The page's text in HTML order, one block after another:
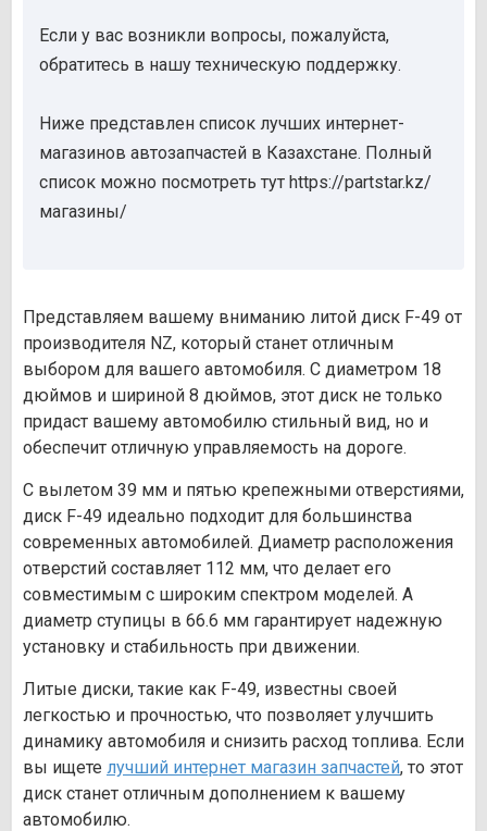
Если у вас возникли вопросы, пожалуйста,
обратитесь в нашу техническую поддержку.
Ниже представлен список лучших интернет-
магазинов автозапчастей в Казахстане. Полный
список можно посмотреть тут https://partstar.kz/
магазины/
Представляем вашему вниманию литой диск F-49 от
производителя NZ, который станет отличным
выбором для вашего автомобиля. С диаметром 18
дюймов и шириной 8 дюймов, этот диск не только
придаст вашему автомобилю стильный вид, но и
обеспечит отличную управляемость на дороге.
С вылетом 39 мм и пятью крепежными отверстиями,
диск F-49 идеально подходит для большинства
современных автомобилей. Диаметр расположения
отверстий составляет 112 мм, что делает его
совместимым с широким спектром моделей. А
диаметр ступицы в 66.6 мм гарантирует надежную
установку и стабильность при движении.
Литые диски, такие как F-49, известны своей
легкостью и прочностью, что позволяет улучшить
динамику автомобиля и снизить расход топлива. Если
вы ищете лучший интернет магазин запчастей, то этот
диск станет отличным дополнением к вашему
автомобилю.